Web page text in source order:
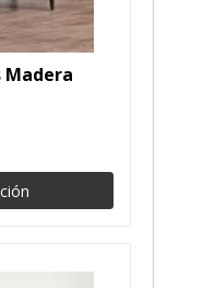
Madera